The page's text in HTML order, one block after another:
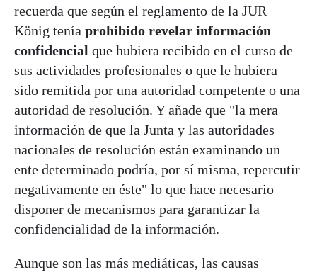
recuerda que según el reglamento de la JUR
König tenía prohibido revelar información
confidencial que hubiera recibido en el curso de
sus actividades profesionales o que le hubiera
sido remitida por una autoridad competente o una
autoridad de resolución. Y añade que "la mera
información de que la Junta y las autoridades
nacionales de resolución están examinando un
ente determinado podría, por sí misma, repercutir
negativamente en éste" lo que hace necesario
disponer de mecanismos para garantizar la
confidencialidad de la información.
Aunque son las más mediáticas, las causas